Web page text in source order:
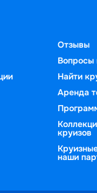
Отзывы
Вопросы
Найти
Аренда
круизов
наши